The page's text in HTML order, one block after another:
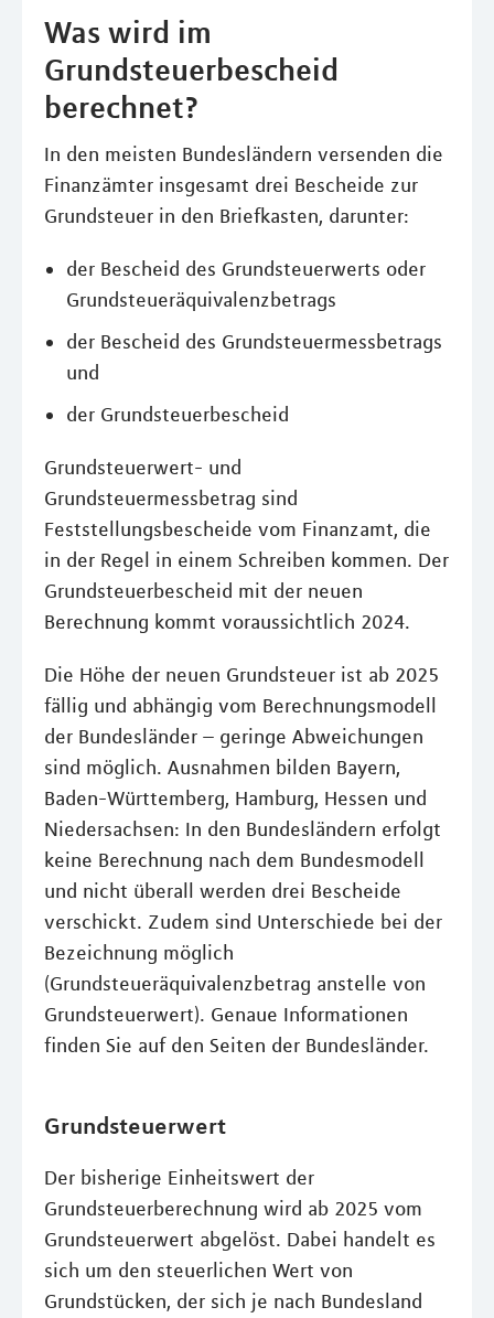
Was wird im
Grundsteuerbescheid
berechnet?
In den meisten Bundesländern versenden die
Finanzämter insgesamt drei Bescheide zur
Grundsteuer in den Briefkasten, darunter:
der Bescheid des Grundsteuerwerts oder
Grundsteueräquivalenzbetrags
der Bescheid des Grundsteuermessbetrags
und
der Grundsteuerbescheid
Grundsteuerwert- und
Grundsteuermessbetrag sind
Feststellungsbescheide vom Finanzamt, die
in der Regel in einem Schreiben kommen. Der
Grundsteuerbescheid mit der neuen
Berechnung kommt voraussichtlich 2024.
Die Höhe der neuen Grundsteuer ist ab 2025
fällig und abhängig vom Berechnungsmodell
der Bundesländer – geringe Abweichungen
sind möglich. Ausnahmen bilden Bayern,
Baden-Württemberg, Hamburg, Hessen und
Niedersachsen: In den Bundesländern erfolgt
keine Berechnung nach dem Bundesmodell
und nicht überall werden drei Bescheide
verschickt. Zudem sind Unterschiede bei der
Bezeichnung möglich
(Grundsteueräquivalenzbetrag anstelle von
Grundsteuerwert). Genaue Informationen
finden Sie auf den Seiten der Bundesländer.
Grundsteuerwert
Der bisherige Einheitswert der
Grundsteuerberechnung wird ab 2025 vom
Grundsteuerwert abgelöst. Dabei handelt es
sich um den steuerlichen Wert von
Grundstücken, der sich je nach Bundesland